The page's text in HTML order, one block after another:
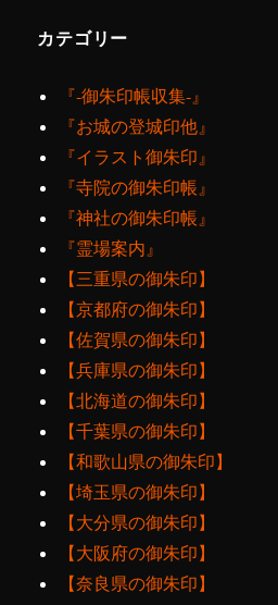
カテゴリー
『‐御朱印帳収集‐』
『お城の登城印他』
『イラスト御朱印』
『寺院の御朱印帳』
『神社の御朱印帳』
『霊場案内』
【三重県の御朱印】
【京都府の御朱印】
【佐賀県の御朱印】
【兵庫県の御朱印】
【北海道の御朱印】
【千葉県の御朱印】
【和歌山県の御朱印】
【埼玉県の御朱印】
【大分県の御朱印】
【大阪府の御朱印】
【奈良県の御朱印】